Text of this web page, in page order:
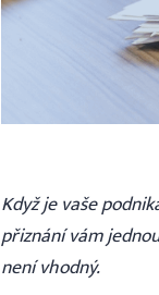
Když je vaše
přiznání vám
není vhodný.